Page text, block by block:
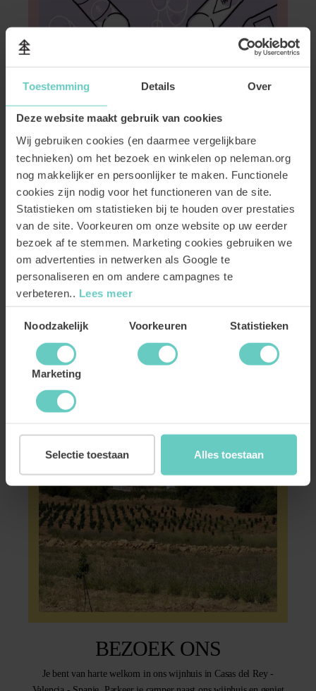
Toestemming Details Over
Deze website maakt gebruik van cookies
Wij gebruiken cookies (en daarmee vergelijkbare
technieken) om het bezoek en winkelen op neleman.org
nog makkelijker en persoonlijker te maken. Functionele
cookies zijn nodig voor het functioneren van de site.
Statistieken om statistieken bij te houden over prestaties
van de site. Voorkeuren om onze website op uw eerder
bezoek af te stemmen. Marketing cookies gebruiken we
om advertenties in netwerken als Google te
personaliseren en om andere campagnes te
verbeteren.. Lees meer
Toestemmingsselectie
Noodzakelijk Voorkeuren Statistieken
Marketing
Alles toestaan
Selectie toestaan
DOE DE WIJNQUIZ
Wat voor wijntype ben jij eigenlijk? Ontdek welke Neleman wijn
jouw match is met onze wijnquiz! Blijf je bij je vertrouwde
smaakprofiel of probeer je graag iets nieuws? Wij helpen je een
keuze te maken en wie weet kom je tot een verrassende conclusie!
DOE DE WIJNQUIZ
BEZOEK ONS
Je bent van harte welkom in ons wijnhuis in Casas del Rey -